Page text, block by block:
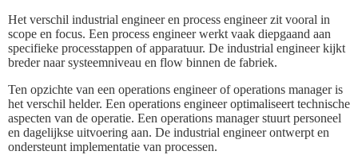
Het verschil industrial engineer en process engineer zit vooral in
scope en focus. Een process engineer werkt vaak diepgaand aan
specifieke processtappen of apparatuur. De industrial engineer kijkt
breder naar systeemniveau en flow binnen de fabriek.
Ten opzichte van een operations engineer of operations manager is
het verschil helder. Een operations engineer optimaliseert technische
aspecten van de operatie. Een operations manager stuurt personeel
en dagelijkse uitvoering aan. De industrial engineer ontwerpt en
ondersteunt implementatie van processen.